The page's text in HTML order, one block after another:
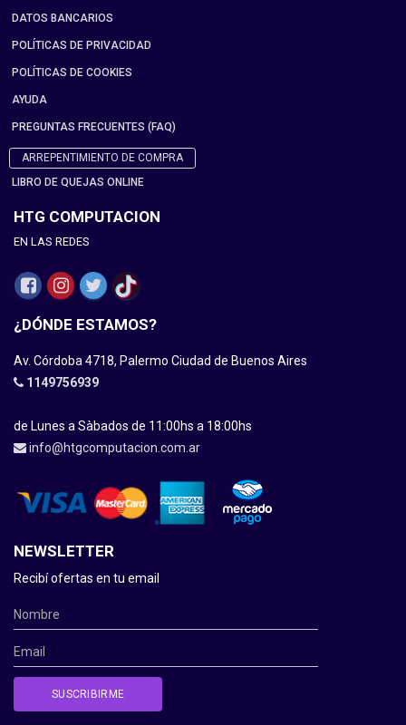
DATOS BANCARIOS
POLÍTICAS DE PRIVACIDAD
POLÍTICAS DE COOKIES
AYUDA
PREGUNTAS FRECUENTES (FAQ)
ARREPENTIMIENTO DE COMPRA
LIBRO DE QUEJAS ONLINE
HTG COMPUTACION
EN LAS REDES
¿DÓNDE ESTAMOS?
Av. Córdoba 4718, Palermo Ciudad de Buenos Aires
1149756939
de Lunes a Sàbados de 11:00hs a 18:00hs
info@htgcomputacion.com.ar
NEWSLETTER
Recibí ofertas en tu email